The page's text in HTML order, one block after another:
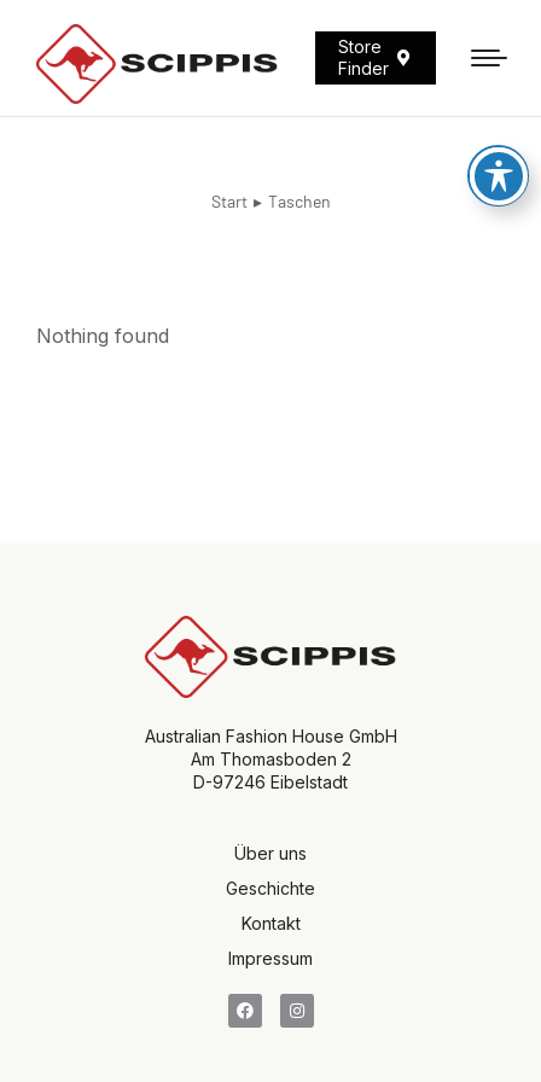
Store
Finder
Sie befinden sich hier:Start Taschen
Nothing found
Australian Fashion House GmbH
Am Thomasboden 2
D-97246 Eibelstadt
Über uns
Geschichte
Kontakt
Impressum